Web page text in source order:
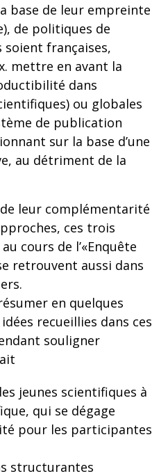
base de leur empreinte
de politiques de
soient françaises,
mettre en avant la
dans
ou globales
de publication
sur la base d’une
au détriment de la
leur complémentarité
ces trois
cours de l’«Enquête
retrouvent aussi dans
en quelques
recueillies dans ces
souligner
jeunes scientifiques à
qui se dégage
pour les participantes
structurantes